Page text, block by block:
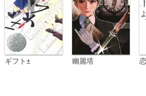
ギフト± 幽麗塔